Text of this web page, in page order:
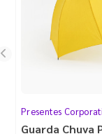
Presentes
Guarda Chuva